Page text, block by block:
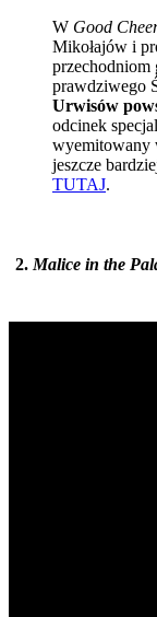
W Good
Mikołajów i
przechodniom
prawdziwego
Urwisów
odcinek
wyemitowany
jeszcze
TUTAJ.
2.Malice in the